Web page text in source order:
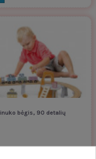
bėgis, 90 detalių